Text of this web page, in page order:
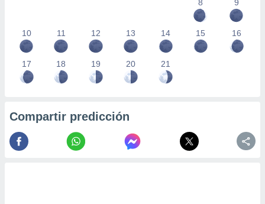
8
9
10 11 12 13 14 15 16
17 18 19 20 21
Compartir predicción